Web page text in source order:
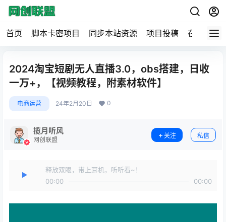
首页 脚本卡密项目 同步本站资源 项目投稿 在线工具
2024淘宝短剧无人直播3.0，obs搭建，日收
一万+，【视频教程，附素材软件】
电商运营 24年2月20日 0
揽月听风
网创联盟
关注 私信
释放双眼，带上耳机，听听看~！
00:00
00:00